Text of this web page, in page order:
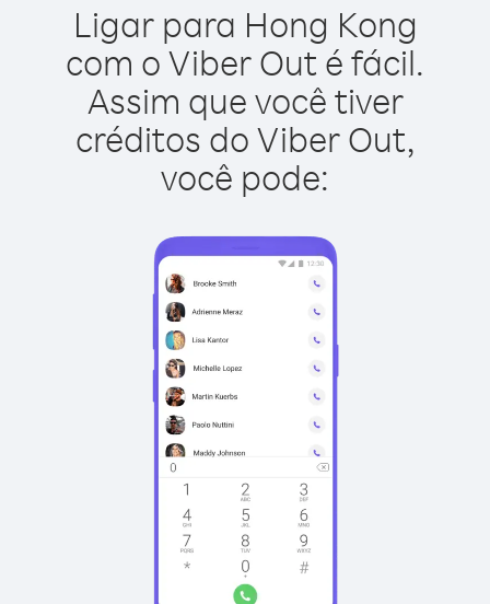
Ligar para Hong Kong
com o Viber Out é fácil.
Assim que você tiver
créditos do Viber Out,
você pode: